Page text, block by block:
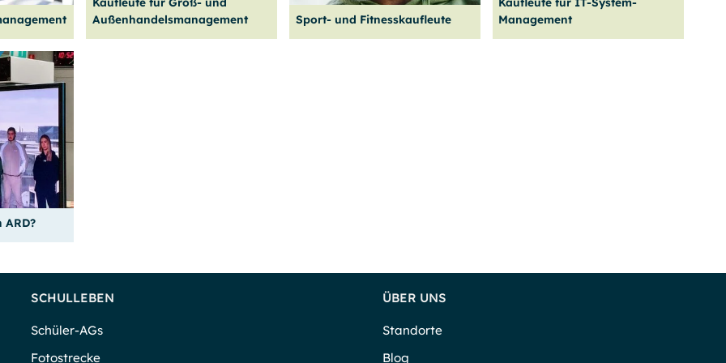
Zum Angebot Zum Angebot
Weiterlesen
die
Außenhandels­management
Sport- und Fitnesskaufleute
Management
SCHULLEBEN
Schüler-AGs
Fotostrecke
ÜBER UNS
Standorte
Blog